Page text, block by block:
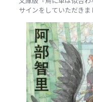
サインをしていただきま